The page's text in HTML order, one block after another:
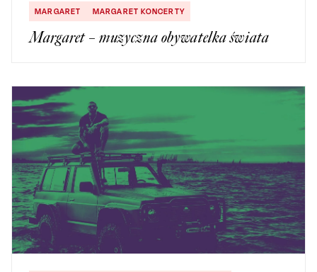
MARGARET MARGARET KONCERTY
Margaret – muzyczna obywatelka świata